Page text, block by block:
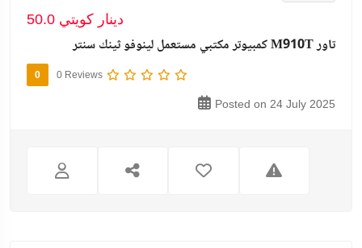
50.0 دينار كويتي
كمبيوتر مكتبي مستعمل لينوفو ثينك سنتر M910T تاور
0 0 Reviews
Posted on 24 July 2025